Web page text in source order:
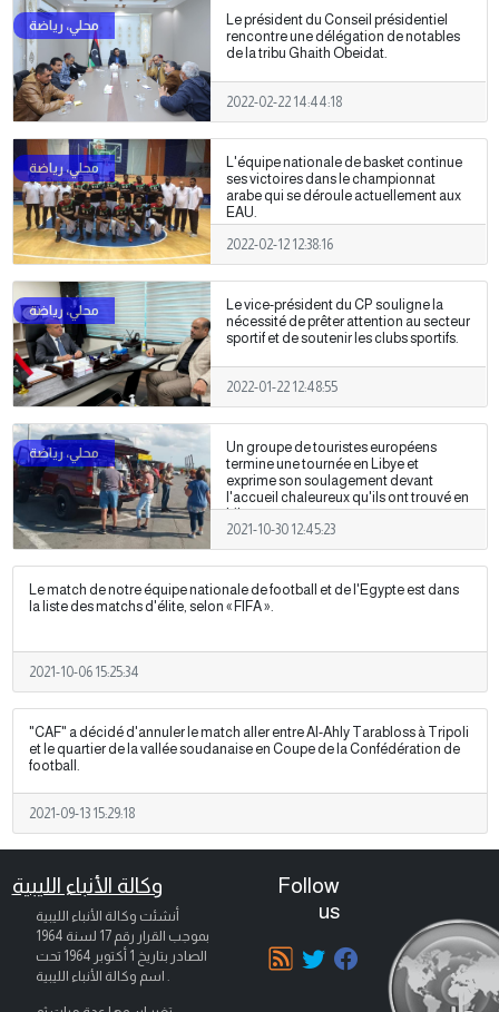
Le président du Conseil présidentiel
rencontre une délégation de notables
de la tribu Ghaith Obeidat.
2022-02-22 14:44:18
L'équipe nationale de basket continue
ses victoires dans le championnat
arabe qui se déroule actuellement aux
EAU.
2022-02-12 12:38:16
Le vice-président du CP souligne la
nécessité de prêter attention au secteur
sportif et de soutenir les clubs sportifs.
2022-01-22 12:48:55
Un groupe de touristes européens
termine une tournée en Libye et
exprime son soulagement devant
l'accueil chaleureux qu'ils ont trouvé en
Libye.
2021-10-30 12:45:23
Le match de notre équipe nationale de football et de l'Egypte est dans
la liste des matchs d'élite, selon « FIFA ».
2021-10-06 15:25:34
"CAF" a décidé d'annuler le match aller entre Al-Ahly Tarabloss à Tripoli
et le quartier de la vallée soudanaise en Coupe de la Confédération de
football.
2021-09-13 15:29:18
وكالة الأنباء الليبية
أنشئت وكالة الأنباء الليبية
بموجب القرار رقم 17 لسنة 1964
الصادر بتاريخ 1 أكتوبر 1964
تحت
اسم وكالة الأنباء الليبية .
Follow
us